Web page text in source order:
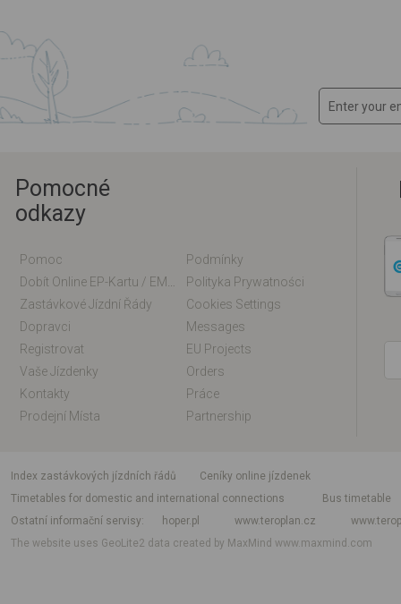
Pomocné
odkazy
Pomoc
Podmínky
Polityka Prywatności
Zastávkové Jízdní Řády
Cookies Settings
Dopravci
Messages
Registrovat
EU Projects
Vaše Jízdenky
Orders
Kontakty
Práce
Prodejní Místa
Partnership
index zastávkových jízdních řádů
Ceníky online jízdenek
Timetables for domestic and international connections
Bus timetable
Ostatní informační servisy
hoper.pl www.teroplan.cz
The website uses GeoLite2 data created by MaxMindwww.maxmind.com